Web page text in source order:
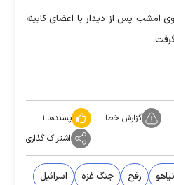
وی امشب پس از دیدار با اعضای کابینه
گزارش خطا پسندها:۱
اشتراک گذاری
رفح جنگ غزه اسرائیل